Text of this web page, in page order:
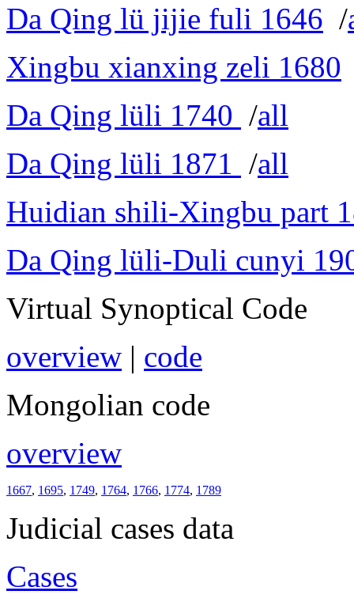
Da Qing lü jijie fuli 1646 /
Xingbu xianxing zeli 1680
Da Qing lüli 1740 /all
Da Qing lüli 1871 /all
Huidian shili-Xingbu part
Da Qing lüli-Duli cunyi
Virtual Synoptical Code
overview | code
Mongolian code
overview
1667, 1695, 1749, 1764, 1766, 1774, 1789
Judicial cases data
Cases